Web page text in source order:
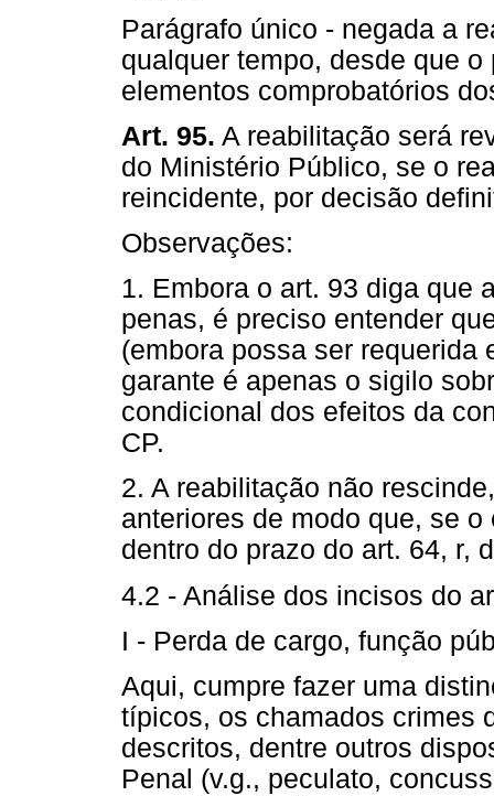
Parágrafo único - negada a
qualquer tempo, desde que
elementos comprobatórios
Art. 95. A reabilitação será
do Ministério Público, se o
reincidente, por decisão
Observações:
1. Embora o art. 93 diga que
penas, é preciso entender
(embora possa ser requerida
garante é apenas o sigilo
condicional dos efeitos da
CP.
2. A reabilitação não
anteriores de modo que, se
dentro do prazo do art. 64, r,
4.2 - Análise dos incisos do
I - Perda de cargo, função
Aqui, cumpre fazer uma
típicos, os chamados crimes
descritos, dentre outros
Penal (v.g., peculato,